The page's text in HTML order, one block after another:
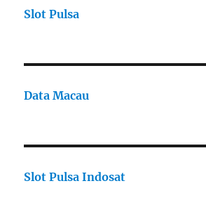
Slot Pulsa
Data Macau
Slot Pulsa Indosat